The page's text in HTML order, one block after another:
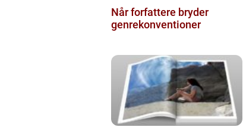
Når forfattere bryder
genrekonventioner